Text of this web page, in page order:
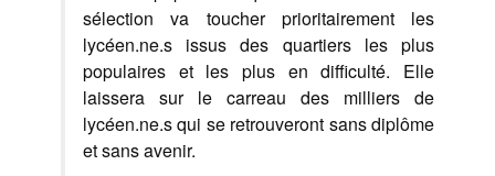
sélection va toucher prioritairement les
lycéen.ne.s issus des quartiers les plus
populaires et les plus en difficulté. Elle
laissera sur le carreau des milliers de
lycéen.ne.s qui se retrouveront sans diplôme
et sans avenir.